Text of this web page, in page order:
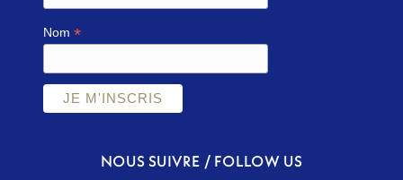
Nom*
NOUS SUIVRE / FOLLOW US